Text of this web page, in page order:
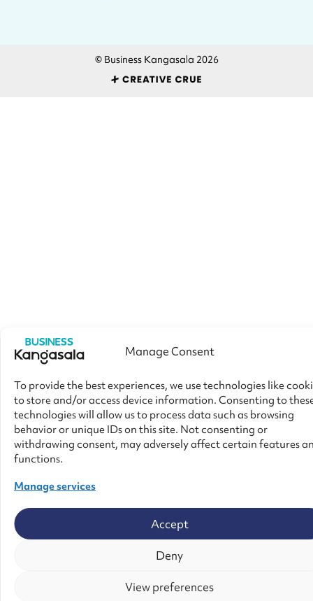
Manage Consent
To provide the best experiences, we use technologies like
to store and/or access device information. Consenting to
technologies will allow us to process data such as browsing
behavior or unique IDs on this site. Not consenting or
withdrawing consent, may adversely affect certain features
functions.
Manage services
Accept
Deny
View preferences
© Business Kangasala 2026